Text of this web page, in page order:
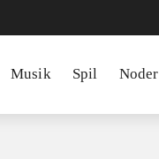
Musik Spil Noder